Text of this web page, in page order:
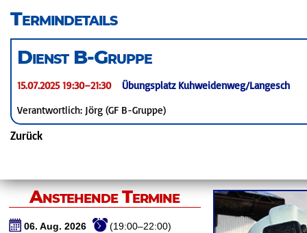
Termindetails
Dienst B-Gruppe
15.07.2025 19:30–21:30
Übungsplatz Kuhweidenweg/Langesch
Verantwortlich: Jörg (GF B-Gruppe)
Zurück
Anstehende Termine
06. Aug. 2026
(19:00–22:00)